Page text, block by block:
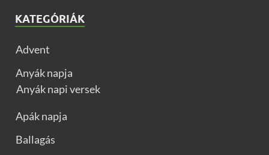
KATEGÓRIÁK
Advent
Anyák napja
Anyák napi versek
Apák napja
Ballagás